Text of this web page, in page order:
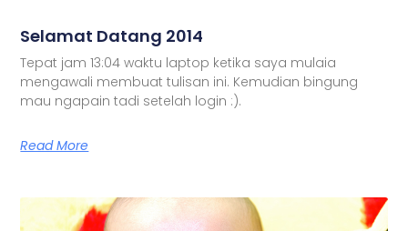
Selamat Datang 2014
Tepat jam 13:04 waktu laptop ketika saya mulaia
mengawali membuat tulisan ini. Kemudian bingung
mau ngapain tadi setelah login :).
Read More